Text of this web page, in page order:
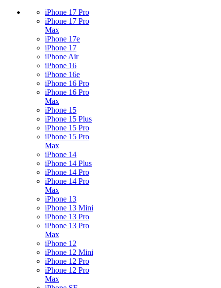
iPhone 17 Pro
iPhone 17 Pro
Max
iPhone 17e
iPhone 17
iPhone Air
iPhone 16
iPhone 16e
iPhone 16 Pro
iPhone 16 Pro
Max
iPhone 15
iPhone 15 Plus
iPhone 15 Pro
iPhone 15 Pro
Max
iPhone 14
iPhone 14 Plus
iPhone 14 Pro
iPhone 14 Pro
Max
iPhone 13
iPhone 13 Mini
iPhone 13 Pro
iPhone 13 Pro
Max
iPhone 12
iPhone 12 Mini
iPhone 12 Pro
iPhone 12 Pro
Max